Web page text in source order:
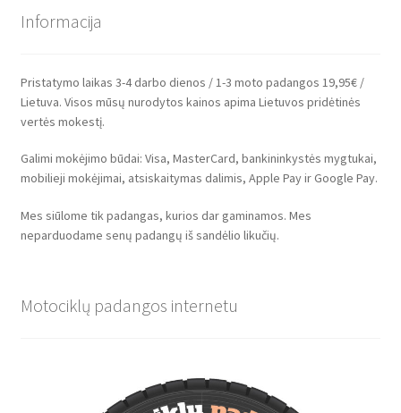
Informacija
Pristatymo laikas 3-4 darbo dienos / 1-3 moto padangos 19,95€ /
Lietuva. Visos mūsų nurodytos kainos apima Lietuvos pridėtinės
vertės mokestį.
Galimi mokėjimo būdai: Visa, MasterCard, bankininkystės mygtukai,
mobilieji mokėjimai, atsiskaitymas dalimis, Apple Pay ir Google Pay.
Mes siūlome tik padangas, kurios dar gaminamos. Mes
neparduodame senų padangų iš sandėlio likučių.
Motociklų padangos internetu